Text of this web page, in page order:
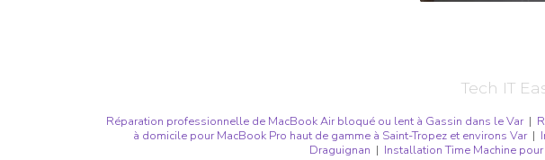
Tech IT
Réparation professionnelle de MacBook Air bloqué ou lent à Gassin dans le Var|
à domicile pour MacBook Pro haut de gamme à Saint-Tropez et environs Var|
Draguignan | Installation Time Machine